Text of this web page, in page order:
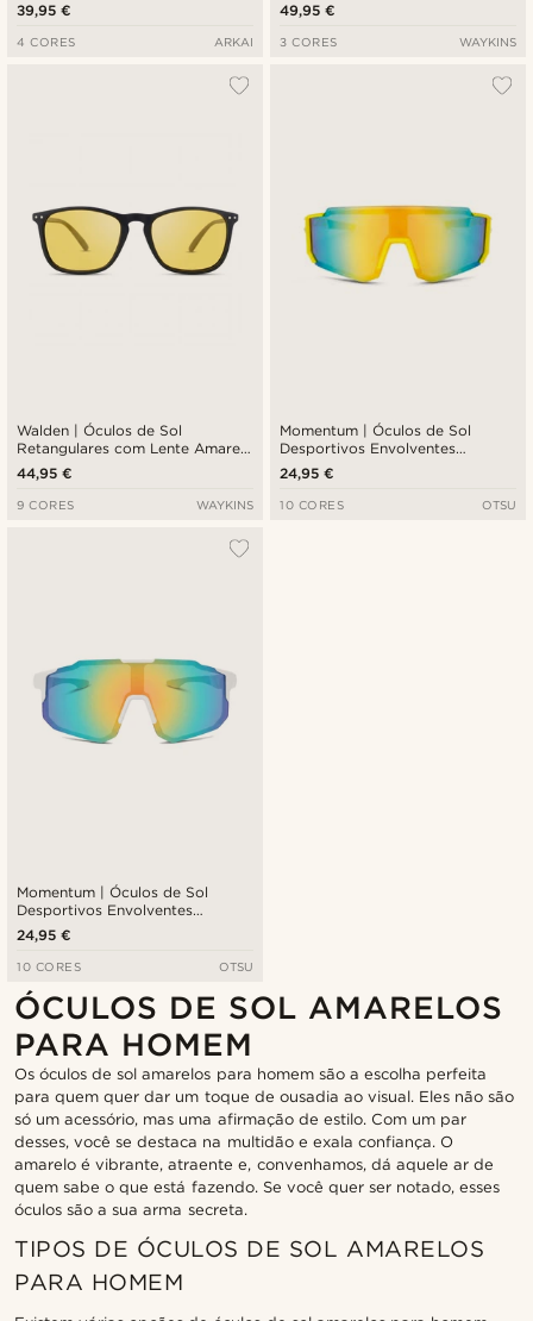
39,95 €
4 CORES ARKAI
49,95 €
3 CORES WAYKINS
Walden | Óculos de Sol
Retangulares com Lente Amarela
e Armação Preta
44,95 €
9 CORES WAYKINS
Momentum | Óculos de Sol
Desportivos Envolventes
Amarelos e Azuis
24,95 €
10 CORES OTSU
Momentum | Óculos de Sol
Desportivos Envolventes
Brancos e Rosa
24,95 €
10 CORES OTSU
ÓCULOS DE SOL AMARELOS
PARA HOMEM
Os óculos de sol amarelos para homem são a escolha perfeita
para quem quer dar um toque de ousadia ao visual. Eles não são
só um acessório, mas uma afirmação de estilo. Com um par
desses, você se destaca na multidão e exala confiança. O
amarelo é vibrante, atraente e, convenhamos, dá aquele ar de
quem sabe o que está fazendo. Se você quer ser notado, esses
óculos são a sua arma secreta.
TIPOS DE ÓCULOS DE SOL AMARELOS
PARA HOMEM